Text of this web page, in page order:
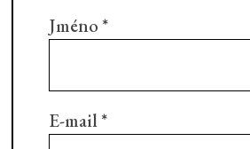
Jméno*
E-mail*